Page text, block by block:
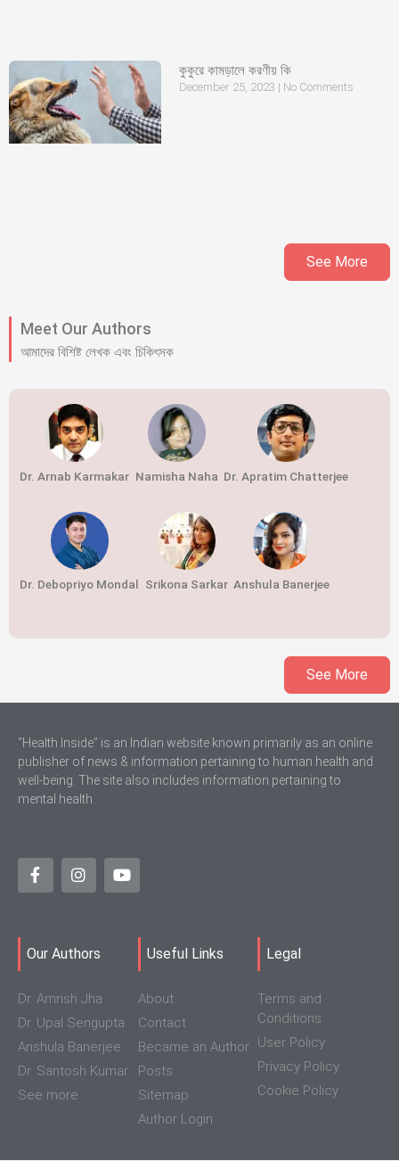
কুকুরে কামড়ালে করণীয় কি
December 25, 2023 No Comments
See More
Meet Our Authors
আমাদের বিশিষ্ট লেখক এবং চিকিৎসক
Dr. Arnab Karmakar Namisha Naha Dr. Apratim Chatterjee
Dr. Debopriyo Mondal Srikona Sarkar Anshula Banerjee
See More
“Health Inside” is an Indian website known primarily as an online
publisher of news & information pertaining to human health and
well-being. The site also includes information pertaining to
mental health.
Our Authors
Dr. Amrish Jha
Dr. Upal Sengupta
Anshula Banerjee
Dr. Santosh Kumar
See more
Useful Links
About
Contact
Became an Author
Posts
Sitemap
Author Login
Legal
Terms and
Conditions
User Policy
Privacy Policy
Cookie Policy